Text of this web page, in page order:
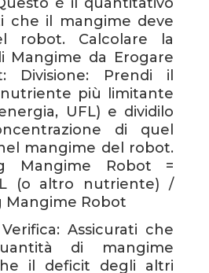
che il mangime deve
robot. Calcolare la
Mangime da Erogare
Divisione: Prendi il
più limitante
UFL) e dividilo
di quel
mangime del robot.
Mangime Robot =
(o altro nutriente) /
Mangime Robot
Assicurati che
di mangime
il deficit degli altri